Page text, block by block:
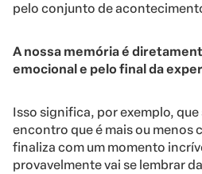
pelo conjunto de
A nossa memória é
emocional e pelo final da
Isso significa, por exemplo, que
encontro que é mais ou menos
finaliza com um momento
provavelmente vai se lembrar